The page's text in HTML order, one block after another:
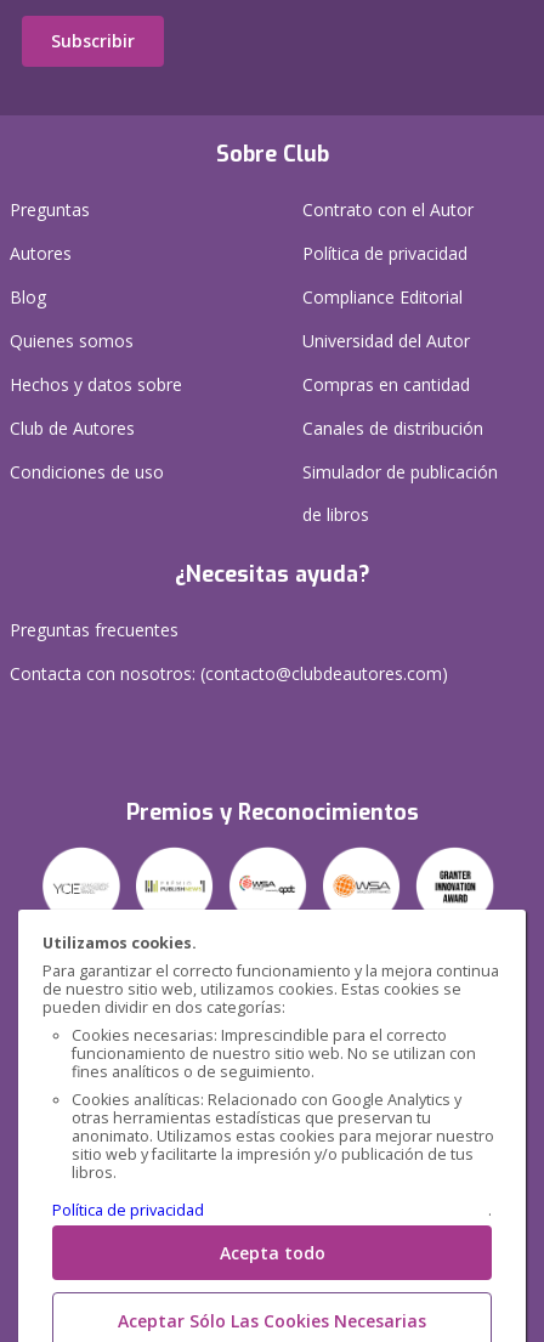
Utilizamos cookies.
Para garantizar el correcto funcionamiento y la mejora continua
de nuestro sitio web, utilizamos cookies. Estas cookies se
pueden dividir en dos categorías:
Cookies necesarias: Imprescindible para el correcto
funcionamiento de nuestro sitio web. No se utilizan con
fines analíticos o de seguimiento.
Cookies analíticas: Relacionado con Google Analytics y
otras herramientas estadísticas que preservan tu
anonimato. Utilizamos estas cookies para mejorar nuestro
sitio web y facilitarte la impresión y/o publicación de tus
libros.
Política de privacidad
.
Acepta todo
Aceptar Sólo Las Cookies Necesarias
Sobre Club
Preguntas
Autores
Blog
Quienes somos
Hechos y datos sobre
Club de Autores
Condiciones de uso
Contrato con el Autor
Política de privacidad
Compliance Editorial
Universidad del Autor
Compras en cantidad
Canales de distribución
Simulador de publicación
de libros
¿Necesitas ayuda?
Preguntas frecuentes
Contacta con nosotros: (contacto@clubdeautores.com)
Premios y Reconocimientos
Seguridad
Redes sociales
Subscribir